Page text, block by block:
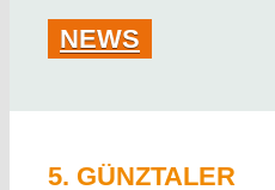
ERZEUGNISSE
AKTUELLES
NEWS
5. GÜNZTALER